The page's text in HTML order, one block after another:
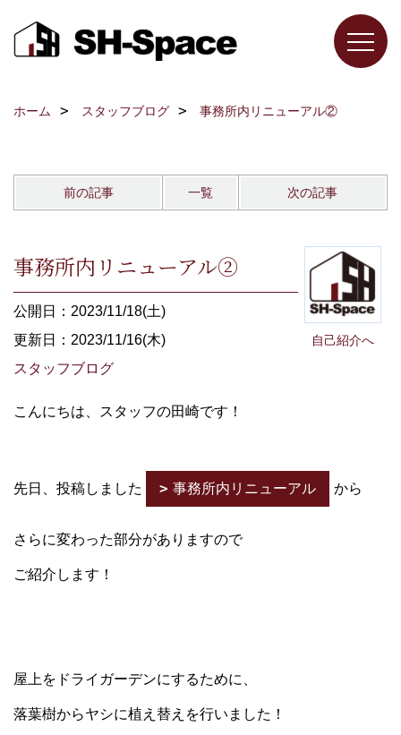
ホーム スタッフブログ 事務所内リニューアル②
前の記事 一覧 次の記事
自己紹介へ
事務所内リニューアル②
公開日：2023/11/18(土)
更新日：2023/11/16(木)
スタッフブログ
こんにちは、スタッフの田崎です！
先日、投稿しました 事務所内リニューアル から
さらに変わった部分がありますので
ご紹介します！
屋上をドライガーデンにするために、
落葉樹からヤシに植え替えを行いました！